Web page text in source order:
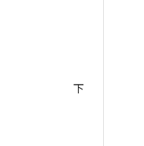
前」 下